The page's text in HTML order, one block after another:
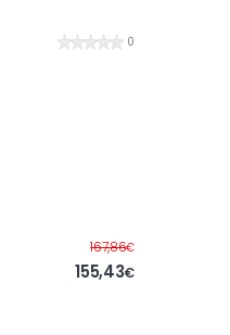
0
167,86€Antes
155,43€